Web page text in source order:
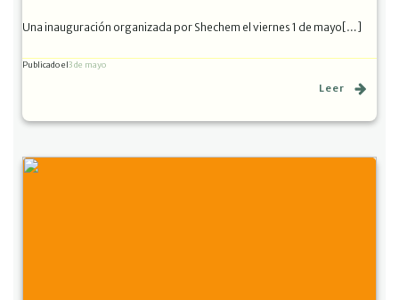
Una inauguración organizada por Shechem el viernes 1 de mayo[…]
Publicado el3 de mayo
Leer